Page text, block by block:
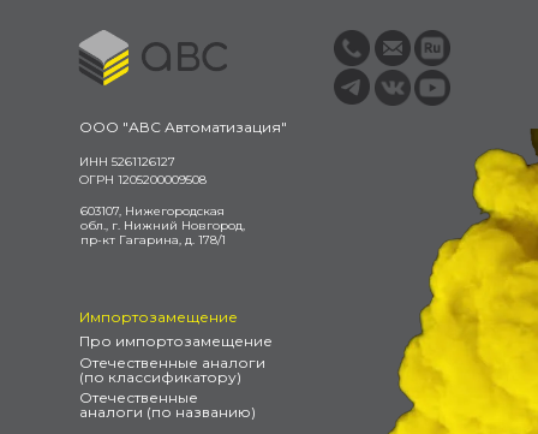
ИНН 5261126127
ОГРН 1205200009508
ООО "АВС Автоматизация"
603107, Нижегородская
обл., г. Нижний Новгород,
пр-кт Гагарина, д. 178/1
Отечественные
аналоги (по названию)
Про импортозамещение
Импортозамещение
Отечественные аналоги
(по классификатору)